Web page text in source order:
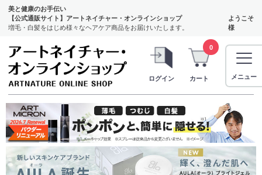
美と健康のお手伝い
【公式通販サイト】アートネイチャー・オンラインショップ
増毛・白髪をはじめ様々なヘアケア商品をお届けいたします。
ようこそ
様
ログイン
0
カート メニュー